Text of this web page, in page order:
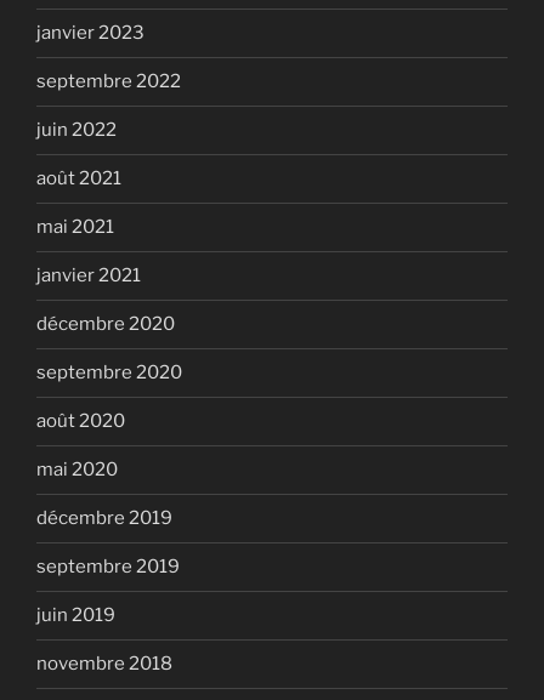
janvier 2023
septembre 2022
juin 2022
août 2021
mai 2021
janvier 2021
décembre 2020
septembre 2020
août 2020
mai 2020
décembre 2019
septembre 2019
juin 2019
novembre 2018